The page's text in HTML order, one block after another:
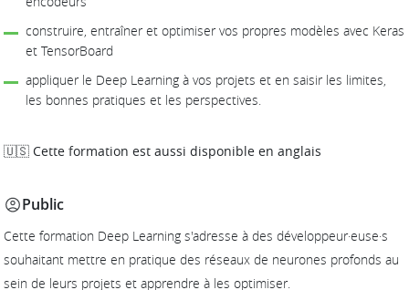
construire, entraîner et optimiser vos propres modèles avec Keras
et TensorBoard
appliquer le Deep Learning à vos projets et en saisir les limites,
les bonnes pratiques et les perspectives.
🇺🇸 Cette formation est aussi disponible en anglais
Public
Cette formation Deep Learning s'adresse à des développeur·euse·s
souhaitant mettre en pratique des réseaux de neurones profonds au
sein de leurs projets et apprendre à les optimiser.